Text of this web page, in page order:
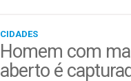
CIDADES
Homem com
aberto é